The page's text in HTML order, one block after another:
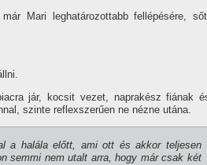
Mari leghatározottabb fel­lépésére,
jár, kocsit vezet, naprakész fiának
szinte reflexszerűen ne nézne utána.
a halála előtt, ami ott és akkor telje­sen
semmi nem utalt arra, hogy már csak két